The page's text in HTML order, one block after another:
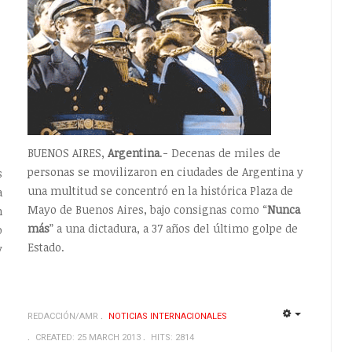
BUENOS AIRES, Argentina.- Decenas de miles de
personas se movilizaron en ciudades de Argentina y
una multitud se concentró en la histórica Plaza de
Mayo de Buenos Aires, bajo consignas como “Nunca
más” a una dictadura, a 37 años del último golpe de
Estado.
REDACCIÓN/AMR
NOTICIAS INTERNACIONALES
CREATED: 25 MARCH 2013
HITS: 2814